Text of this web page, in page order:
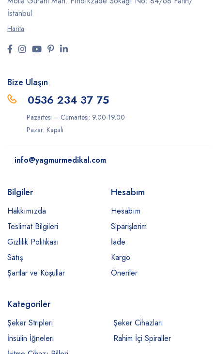
İstanbul
Harita
Bize Ulaşın
0536 234 37 75
Pazartesi – Cumartesi: 9.00-19.00
Pazar: Kapalı
info@yagmurmedikal.com
Bilgiler
Hakkımızda
Teslimat Bilgileri
Gizlilik Politikası
Satış
Şartlar ve Koşullar
Hesabım
Hesabım
Siparişlerim
İade
Kargo
Öneriler
Kategoriler
Şeker Stripleri
Şeker Cihazları
İnsülin İğneleri
Rahim İçi Spiraller